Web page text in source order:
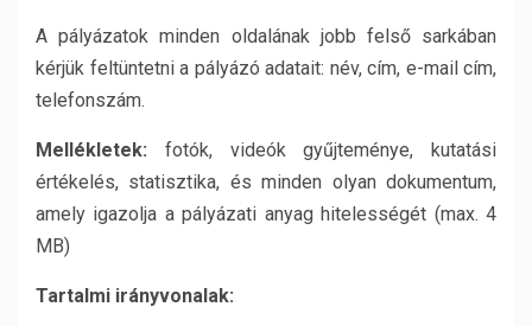
A pályázatok minden oldalának jobb felső sarkában
kérjük feltüntetni a pályázó adatait: név, cím, e-mail cím,
telefonszám.
Mellékletek: fotók, videók gyűjteménye, kutatási
értékelés, statisztika, és minden olyan dokumentum,
amely igazolja a pályázati anyag hitelességét (max. 4
MB)
Tartalmi irányvonalak: